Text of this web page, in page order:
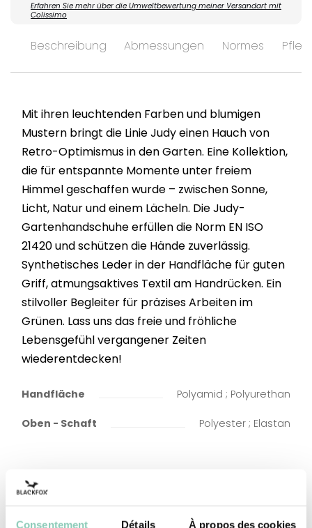
Consentement Détails À propos des cookies
Erfahren Sie mehr über die Umweltbewertung meiner Versandart mit
Colissimo
Beschreibung Abmessungen Normes
Mit ihren leuchtenden Farben und blumigen
Mustern bringt die Linie Judy einen Hauch von
Retro-Optimismus in den Garten. Eine Kollektion,
die für entspannte Momente unter freiem
Himmel geschaffen wurde – zwischen Sonne,
Licht, Natur und einem Lächeln. Die Judy-
Gartenhandschuhe erfüllen die Norm EN ISO
21420 und schützen die Hände zuverlässig.
Synthetisches Leder in der Handfläche für guten
Griff, atmungsaktives Textil am Handrücken. Ein
stilvoller Begleiter für präzises Arbeiten im
Grünen. Lass uns das freie und fröhliche
Lebensgefühl vergangener Zeiten
wiederentdecken!
Handfläche Polyamid ; Polyurethan
Oben - Schaft Polyester ; Elastan